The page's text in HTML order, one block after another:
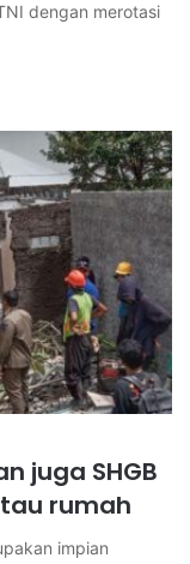
dengan merotasi
juga SHGB
rumah
impian